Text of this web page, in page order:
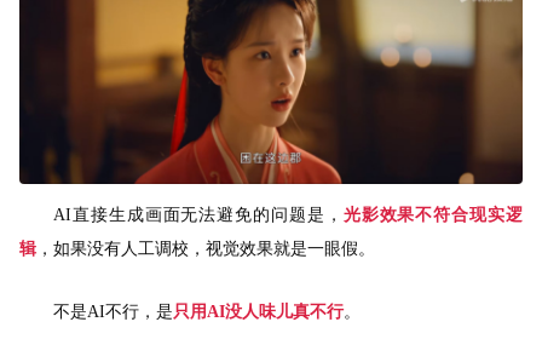
AI直接生成画面无法避免的问题是， 光影效果不符合现实逻
辑 ，如果没有人工调校，视觉效果就是一眼假。
不是AI不行，是 只用AI没人味儿真不行。